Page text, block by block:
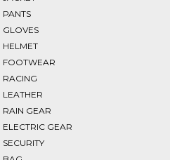
PANTS
GLOVES
HELMET
FOOTWEAR
RACING
LEATHER
RAIN GEAR
ELECTRIC GEAR
SECURITY